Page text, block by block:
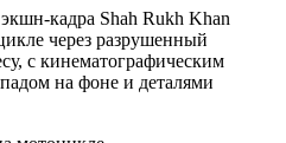
кадра Shah Rukh Khan
через разрушенный
с кинематографическим
на фоне и деталями